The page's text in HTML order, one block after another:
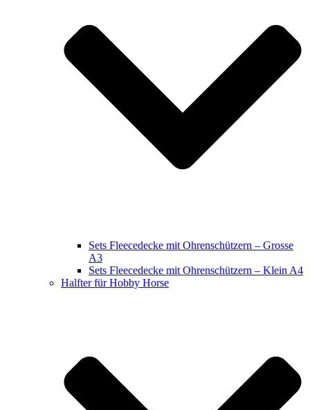
Sets Fleecedecke mit Ohrenschützern – Grosse
A3
Sets Fleecedecke mit Ohrenschützern – Klein A4
Halfter für Hobby Horse